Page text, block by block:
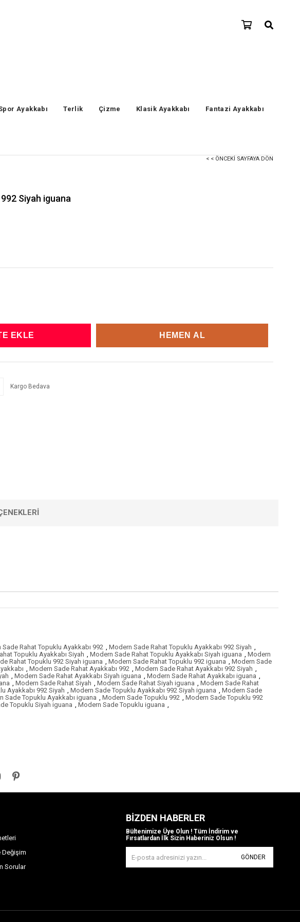
Ayakkabı Terlik Çizme Klasik Ayakkabı Fantazi Ayakkabı
< < ÖNCEKI SAYFAYA DÖN
Siyah iguana
Kargo Bedava
Rahat Topuklu Ayakkabı 992 , Modern Sade Rahat Topuklu Ayakkabı 992 Siyah ,
Topuklu Ayakkabı Siyah , Modern Sade Rahat Topuklu Ayakkabı Siyah iguana , Modern
Rahat Topuklu 992 Siyah iguana , Modern Sade Rahat Topuklu 992 iguana , Modern Sade
, Modern Sade Rahat Ayakkabı 992 , Modern Sade Rahat Ayakkabı 992 Siyah ,
, Modern Sade Rahat Ayakkabı Siyah iguana , Modern Sade Rahat Ayakkabı iguana ,
, Modern Sade Rahat Siyah , Modern Sade Rahat Siyah iguana , Modern Sade Rahat
Ayakkabı 992 Siyah , Modern Sade Topuklu Ayakkabı 992 Siyah iguana , Modern Sade
Sade Topuklu Ayakkabı iguana , Modern Sade Topuklu 992 , Modern Sade Topuklu 992
Topuklu Siyah iguana , Modern Sade Topuklu iguana ,
Değişim
Sorular
BIZDEN HABERLER
Bültenimize Üye Olun ! Tüm İndirim ve
Fırsatlardan İlk Sizin Haberiniz Olsun !
GÖNDER